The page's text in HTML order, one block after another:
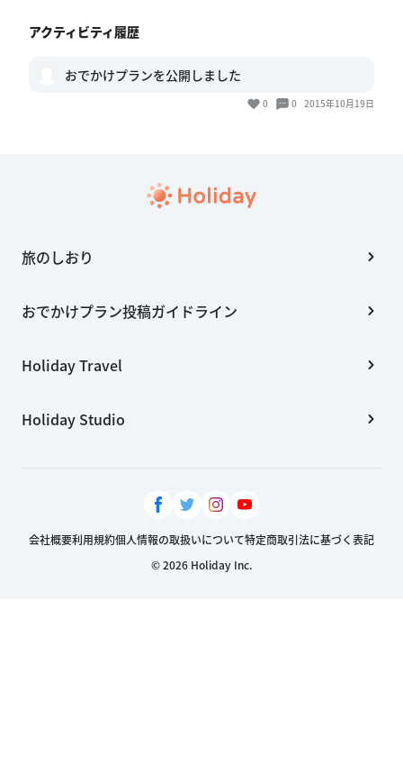
アクティビティ履歴
おでかけプランを公開しました
0 0 2015年10月19日
旅のしおり
おでかけプラン投稿ガイドライン
Holiday Travel
Holiday Studio
会社概要利用規約個人情報の取扱いについて特定商取引法に基づく表記
© 2026 Holiday Inc.